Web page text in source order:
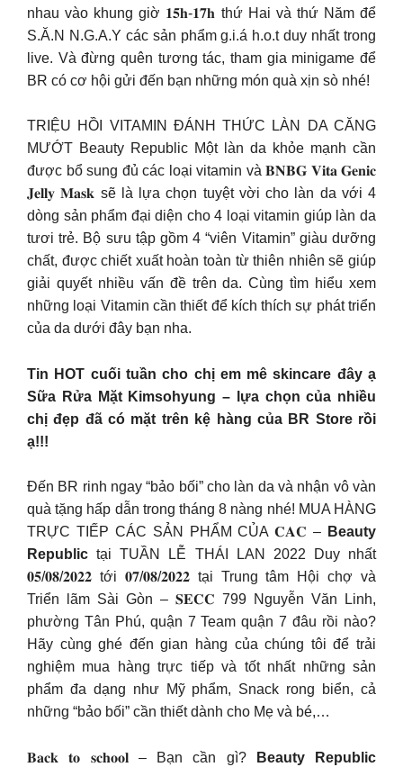
nhau vào khung giờ 𝟏𝟓𝐡-𝟏𝟕𝐡 thứ Hai và thứ Năm để
S.Ă.N N.G.A.Y các sản phẩm g.i.á h.o.t duy nhất trong
live. Và đừng quên tương tác, tham gia minigame để
BR có cơ hội gửi đến bạn những món quà xịn sò nhé!
TRIỆU HỒI VITAMIN ĐÁNH THỨC LÀN DA CĂNG
MƯỚT Beauty Republic Một làn da khỏe mạnh cần
được bổ sung đủ các loại vitamin và 𝐁𝐍𝐁𝐆 𝐕𝐢𝐭𝐚 𝐆𝐞𝐧𝐢𝐜
𝐉𝐞𝐥𝐥𝐲 𝐌𝐚𝐬𝐤 sẽ là lựa chọn tuyệt vời cho làn da với 4
dòng sản phẩm đại diện cho 4 loại vitamin giúp làn da
tươi trẻ. Bộ sưu tập gồm 4 “viên Vitamin” giàu dưỡng
chất, được chiết xuất hoàn toàn từ thiên nhiên sẽ giúp
giải quyết nhiều vấn đề trên da. Cùng tìm hiểu xem
những loại Vitamin cần thiết để kích thích sự phát triển
của da dưới đây bạn nha.
Tin HOT cuối tuần cho chị em mê skincare đây ạ
Sữa Rửa Mặt Kimsohyung – lựa chọn của nhiều
chị đẹp đã có mặt trên kệ hàng của BR Store rồi
ạ!!!
Đến BR rinh ngay “bảo bối” cho làn da và nhận vô vàn
quà tặng hấp dẫn trong tháng 8 nàng nhé! MUA HÀNG
TRỰC TIẾP CÁC SẢN PHẨM CỦA 𝐂𝐀𝐂 – Beauty
Republic tại TUẦN LỄ THÁI LAN 2022 Duy nhất
𝟎𝟓/𝟎𝟖/𝟐𝟎𝟐𝟐 tới 𝟎𝟕/𝟎𝟖/𝟐𝟎𝟐𝟐 tại Trung tâm Hội chợ và
Triển lãm Sài Gòn – 𝐒𝐄𝐂𝐂 799 Nguyễn Văn Linh,
phường Tân Phú, quận 7 Team quận 7 đâu rồi nào?
Hãy cùng ghé đến gian hàng của chúng tôi để trải
nghiệm mua hàng trực tiếp và tốt nhất những sản
phẩm đa dạng như Mỹ phẩm, Snack rong biển, cả
những “bảo bối” cần thiết dành cho Mẹ và bé,…
𝐁𝐚𝐜𝐤 𝐭𝐨 𝐬𝐜𝐡𝐨𝐨𝐥 – Bạn cần gì? Beauty Republic